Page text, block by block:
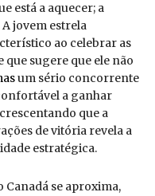
está a aquecer; a
jovem estrela
ao celebrar as
sugere que ele não
um sério concorrente
a ganhar
que a
de vitória revela a
estratégica.
Canadá se aproxima,